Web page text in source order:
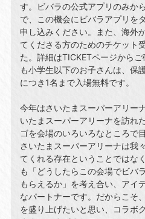
す。ビバラの公式アプリのみか
で、この機会にビバラアプリを
申し込みください。また、海外
てくださる⽅のためのチケット
た。詳細はTICKETページから
も⼩学⽣以下のお⼦さんは、保
につき1名まで⼊場無料です。
今年はさいたまスーパーアリー
いたまスーパーアリーナを訪れ
ゴを会場のいろいろなところで
さいたまスーパーアリーナは我
てくれる存在ということではな
も「どうしたらこの会場でビバ
もらえるか」を考え合い、アイ
なパートナーです。だからこそ
を盛り上げたいと思い、コラボ